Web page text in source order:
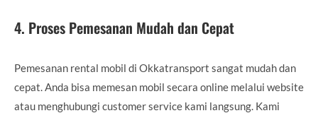
4. Proses Pemesanan Mudah dan Cepat
Pemesanan rental mobil di Okkatransport sangat mudah dan
cepat. Anda bisa memesan mobil secara online melalui website
atau menghubungi customer service kami langsung. Kami